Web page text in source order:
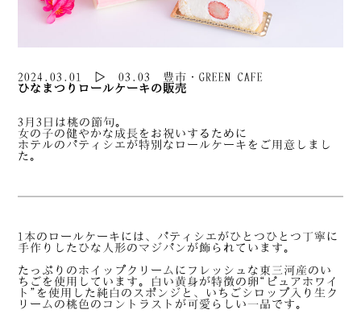
2024.03.01 ▷ 03.03 豊市・GREEN CAFE
ひなまつりロールケーキの販売
3月3日は桃の節句。
女の子の健やかな成長をお祝いするために
ホテルのパティシエが特別なロールケーキをご用意しまし
た。
1本のロールケーキには、パティシエがひとつひとつ丁寧に
手作りしたひな人形のマジパンが飾られています。
たっぷりのホイップクリームにフレッシュな東三河産のい
ちごを使用しています。白い黄身が特徴の卵“ピュアホワイ
ト”を使用した純白のスポンジと、いちごシロップ入り生ク
リームの桃色のコントラストが可愛らしい一品です。